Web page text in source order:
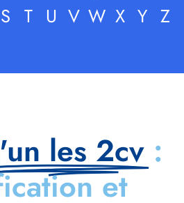
S T U V W X Y Z
les 2cv :
et